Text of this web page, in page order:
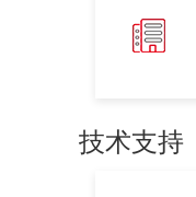
技术支持